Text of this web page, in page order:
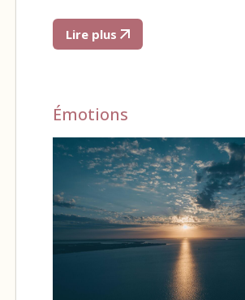
Lire plus
Émotions